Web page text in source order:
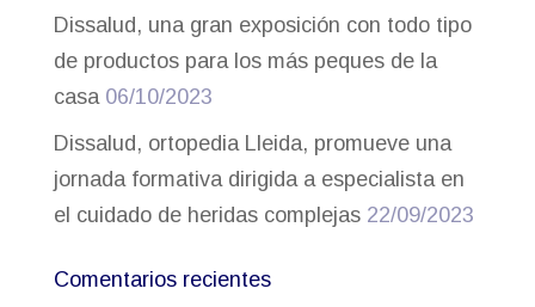
Dissalud, una gran exposición con todo tipo
de productos para los más peques de la
casa 06/10/2023
Dissalud, ortopedia Lleida, promueve una
jornada formativa dirigida a especialista en
el cuidado de heridas complejas 22/09/2023
Comentarios recientes